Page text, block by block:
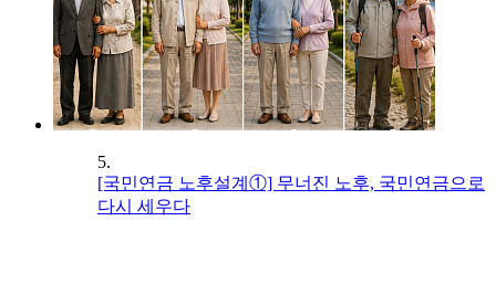
5.
[국민연금 노후설계①] 무너진 노후, 국민연금으로
다시 세우다